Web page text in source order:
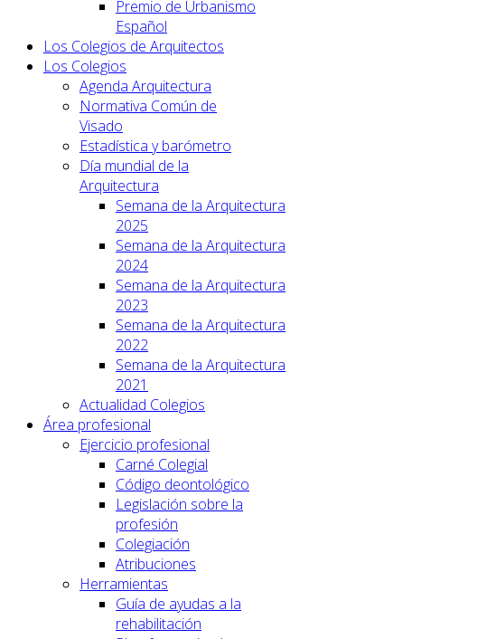
Premio de Urbanismo
Español
Los Colegios de Arquitectos
Los Colegios
Agenda Arquitectura
Normativa Común de
Visado
Estadística y barómetro
Día mundial de la
Arquitectura
Semana de la Arquitectura
2025
Semana de la Arquitectura
2024
Semana de la Arquitectura
2023
Semana de la Arquitectura
2022
Semana de la Arquitectura
2021
Actualidad Colegios
Área profesional
Ejercicio profesional
Carné Colegial
Código deontológico
Legislación sobre la
profesión
Colegiación
Atribuciones
Herramientas
Guía de ayudas a la
rehabilitación